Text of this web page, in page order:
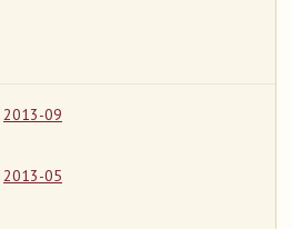
2013-09
2013-05